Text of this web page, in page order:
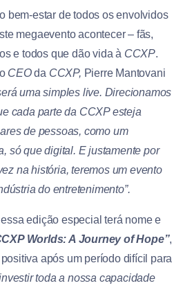
bem-estar de todos os envolvidos
megaevento acontecer – fãs,
e todos que dão vida à CCXP.
CEOda CCXP, Pierre Mantovani
uma simples live. Direcionamos
cada parte da CCXP esteja
de pessoas, como um
só que digital. E justamente por
na história, teremos um evento
do entretenimento”.
edição especial terá nome e
Worlds: A Journey of Hope”,
após um período difícil para
toda a nossa capacidade